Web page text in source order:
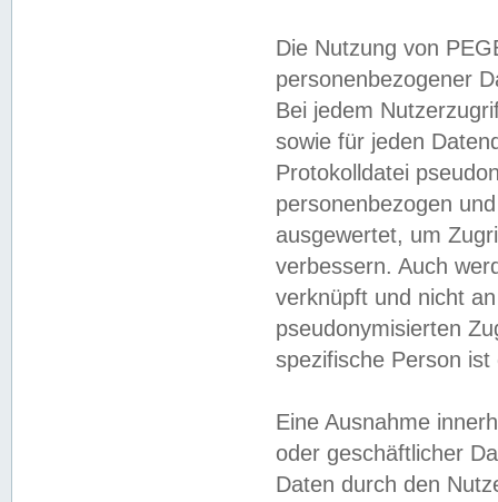
Die Nutzung von
personenbezogener
Bei jedem
sowie für jeden
Protokolldatei
personenbezogen
ausgewertet, um
verbessern. Auch
verknüpft und nicht
pseudonymisierten
spezifische Person
Eine Ausnahme
oder geschäftlicher
Daten durch den